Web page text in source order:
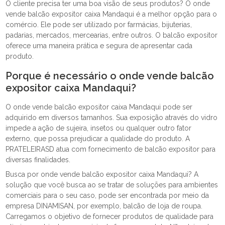
O cliente precisa ter uma boa visão de seus produtos? O onde
vende balcão expositor caixa Mandaqui é a melhor opção para o
comércio. Ele pode ser utilizado por farmácias, bijuterias,
padarias, mercados, mercearias, entre outros. O balcão expositor
oferece uma maneira prática e segura de apresentar cada
produto.
Porque é necessário o onde vende balcão
expositor caixa Mandaqui?
O onde vende balcão expositor caixa Mandaqui pode ser
adquirido em diversos tamanhos. Sua exposição através do vidro
impede a ação de sujeira, insetos ou qualquer outro fator
externo, que possa prejudicar a qualidade do produto. A
PRATELEIRASD atua com fornecimento de balcão expositor para
diversas finalidades.
Busca por onde vende balcão expositor caixa Mandaqui? A
solução que você busca ao se tratar de soluções para ambientes
comerciais para o seu caso, pode ser encontrada por meio da
empresa DINAMISAN, por exemplo, balcão de loja de roupa.
Carregamos o objetivo de fornecer produtos de qualidade para